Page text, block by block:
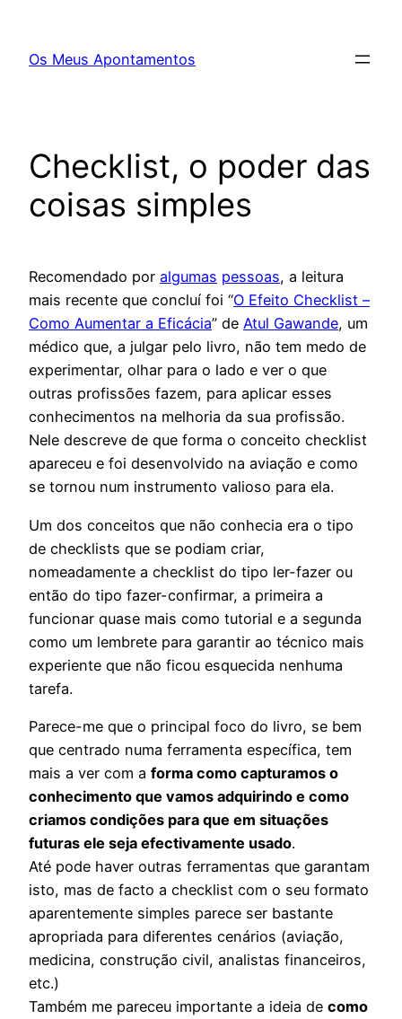
Os Meus Apontamentos
Checklist, o poder das
coisas simples
Recomendado por algumas pessoas, a leitura
mais recente que concluí foi “O Efeito Checklist –
Como Aumentar a Eficácia” de Atul Gawande, um
médico que, a julgar pelo livro, não tem medo de
experimentar, olhar para o lado e ver o que
outras profissões fazem, para aplicar esses
conhecimentos na melhoria da sua profissão.
Nele descreve de que forma o conceito checklist
apareceu e foi desenvolvido na aviação e como
se tornou num instrumento valioso para ela.
Um dos conceitos que não conhecia era o tipo
de checklists que se podiam criar,
nomeadamente a checklist do tipo ler-fazer ou
então do tipo fazer-confirmar, a primeira a
funcionar quase mais como tutorial e a segunda
como um lembrete para garantir ao técnico mais
experiente que não ficou esquecida nenhuma
tarefa.
Parece-me que o principal foco do livro, se bem
que centrado numa ferramenta específica, tem
mais a ver com a forma como capturamos o
conhecimento que vamos adquirindo e como
criamos condições para que em situações
futuras ele seja efectivamente usado.
Até pode haver outras ferramentas que garantam
isto, mas de facto a checklist com o seu formato
aparentemente simples parece ser bastante
apropriada para diferentes cenários (aviação,
medicina, construção civil, analistas financeiros,
etc.)
Também me pareceu importante a ideia de como